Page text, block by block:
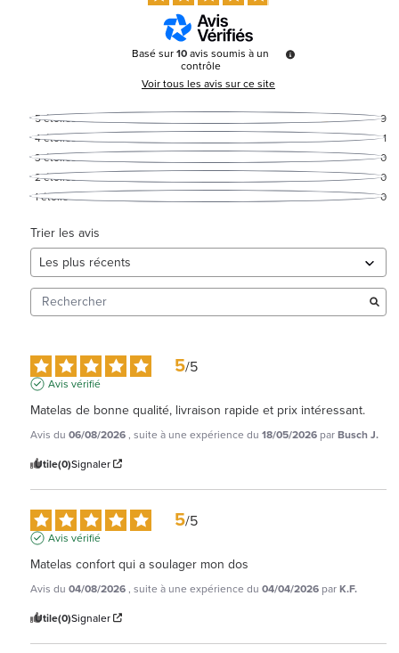
Basé sur10avis soumis à un
contrôle
Voir tous les avis sur ce site
5étoiles
9
4étoiles
1
3étoiles
0
2étoiles
0
1étoile 0
Trier les avis
5/5
Avis vérifié
Matelas de bonne qualité, livraison rapide et prix intéressant.
Avis du 06/08/2026, suite à une expérience du 18/05/2026 parBusch J.
Utile(0)Signaler
5/5
Avis vérifié
Matelas confort qui a soulager mon dos
Avis du 04/08/2026, suite à une expérience du 04/04/2026 parK.F.
Utile(0)Signaler